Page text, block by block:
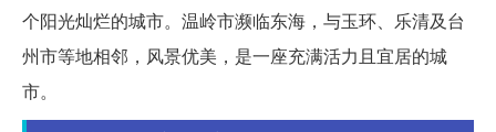
个阳光灿烂的城市。温岭市濒临东海，与玉环、乐清及台
州市等地相邻，风景优美，是一座充满活力且宜居的城
市。